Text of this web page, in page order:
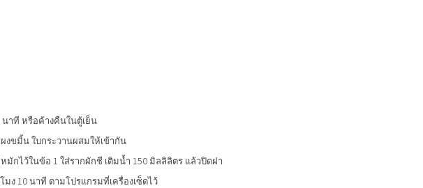
าที หรือค้างคืนในตู้เย็น
งขมิ้น ใบกระวานผสมให้เข้ากัน
กไว้ในข้อ 1 ใส่รากผักชี เติมน้ำ 150 มิลลิลิตร แล้วปิดฝา
ง 10 นาที ตามโปรแกรมที่เครื่องเซ็ดไว้